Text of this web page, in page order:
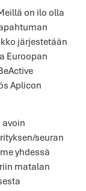
on ilo olla
järjestetään
Euroopan
Aplicon
seuran
yhdessä
matalan